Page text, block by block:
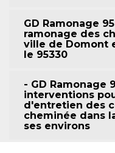
GD Ramonage
ramonage des
ville de Domont
le 95330
- GD Ramonage
interventions
d'entretien des
cheminée dans
ses environs